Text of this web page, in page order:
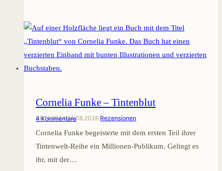
Cornelia Funke – Tintenblut
08.11.202404.08.2026 Rezensionen
4 Kommentare
Cornelia Funke begeisterte mit dem ersten Teil ihrer
Tintenwelt-Reihe ein Millionen-Publikum. Gelingt es
ihr, mit der…